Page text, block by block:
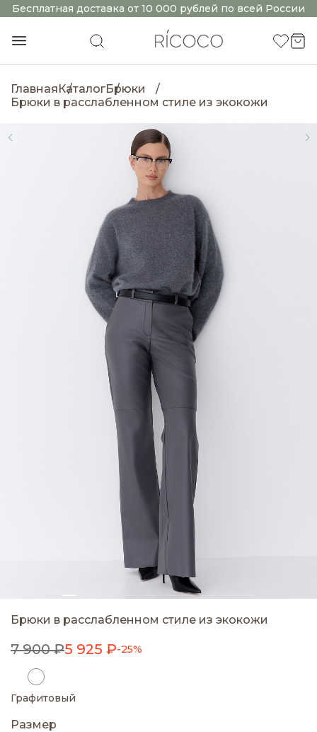
Бесплатная доставка от 10 000 рублей по всей России
ГлавнаяКаталогБрюки
Брюки в расслабленном стиле из экокожи
Брюки в расслабленном стиле из экокожи
7 900 ₽5 925 ₽-25%
Графитовый
Размер